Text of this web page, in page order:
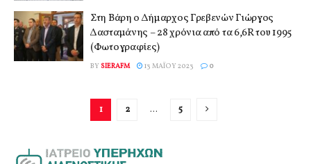
Στη Βάρη ο Δήμαρχος Γρεβενών Γιώργος
Δασταμάνης – 28 χρόνια από τα 6,6R του 1995
(Φωτογραφίες)
BY SIERAFM 13 ΜΑΪ́ΟΥ 2023 0
1 2 … 5